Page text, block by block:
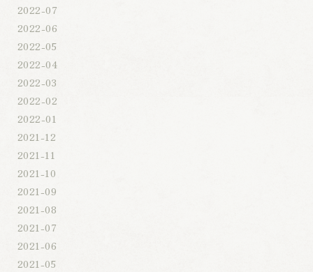
2022-07
2022-06
2022-05
2022-04
2022-03
2022-02
2022-01
2021-12
2021-11
2021-10
2021-09
2021-08
2021-07
2021-06
2021-05